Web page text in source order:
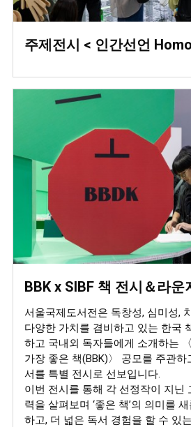
BBK x SIBF 책 전시＆라운
서울국제도서전은 독창성, 심미성,
다양한 가치를 겸비하고 있는 한국
하고 국내외 독자들에게 소개하는
가장 좋은 책(BBK)〉 공모를 주관하
서를 특별 전시로 선보입니다.
이번 전시를 통해 각 선정작이 지닌
력을 살펴보며 ‘좋은 책’의 의미를
하고, 더 넓은 독서 경험을 할 수 있